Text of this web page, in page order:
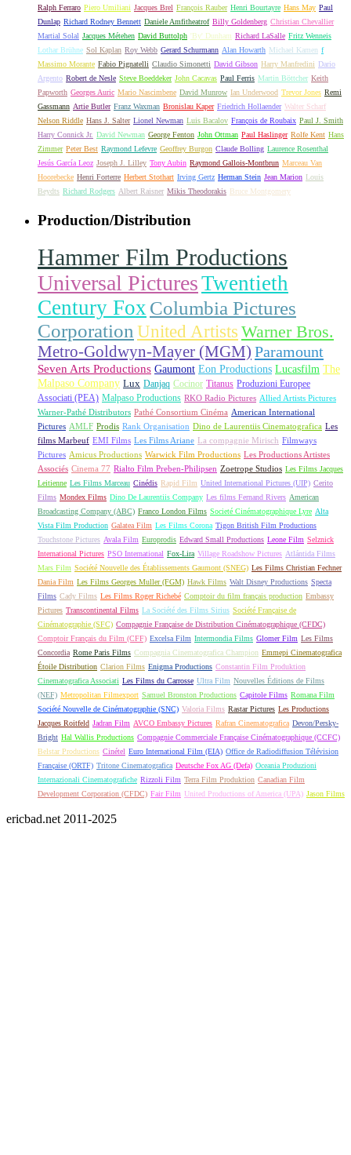
Ralph Ferraro Piero Umiliani Jacques Brel François Rauber Henri Bourtayre Hans May Paul
Dunlap Richard Rodney Bennett Daniele Amfitheatrof Billy Goldenberg Christian Chevallier
Martial Solal Jacques Métehen David Buttolph 'By' Dunham Richard LaSalle Fritz Wenneis
Lothar Brühne Sol Kaplan Roy Webb Gerard Schurmann Alan Howarth Michael Kamen f
Massimo Morante Fabio Pignatelli Claudio Simonetti David Gibson Harry Manfredini Dario
Argento Robert de Nesle Steve Boeddeker John Cacavas Paul Ferris Martin Böttcher Keith
Papworth Georges Auric Mario Nascimbene David Munrow Ian Underwood Trevor Jones Remi
Gassmann Artie Butler Franz Waxman Bronislau Kaper Friedrich Hollaender Walter Scharf
Nelson Riddle Hans J. Salter Lionel Newman Luis Bacalov François de Roubaix Paul J. Smith
Harry Connick Jr. David Newman George Fenton John Ottman Paul Haslinger Rolfe Kent Hans
Zimmer Peter Best Raymond Lefevre Geoffrey Burgon Claude Bolling Laurence Rosenthal
Jesús García Leoz Joseph J. Lilley Tony Aubin Raymond Gallois-Montbrun Marceau Van
Hoorebecke Henri Forterre Herbert Stothart Irving Gertz Herman Stein Jean Marion Louis
Beydts Richard Rodgers Albert Raisner Mikis Theodorakis Bruce Montgomery
Production/Distribution
Hammer Film Productions
Universal PicturesTwentieth
Century Fox Columbia Pictures
Corporation United Artists Warner Bros.
Metro-Goldwyn-Mayer (MGM) Paramount
Seven Arts Productions Gaumont Eon Productions Lucasfilm The
Malpaso Company Lux Danjaq Cocinor Titanus Produzioni Europee
Associati (PEA) Malpaso Productions RKO Radio Pictures Allied Artists Pictures
Warner-Pathé Distributors Pathé Consortium Cinéma American International
Pictures AMLF Prodis Rank Organisation Dino de Laurentiis Cinematografica Les
films Marbeuf EMI Films Les Films Ariane La compagnie Mirisch Filmways
Pictures Amicus Productions Warwick Film Productions Les Productions Artistes
Associés Cinema 77 Rialto Film Preben-Philipsen Zoetrope Studios Les Films Jacques
Leitienne Les Films Marceau Cinédis Rapid Film United International Pictures (UIP) Cerito
Films Mondex Films Dino De Laurentiis Company Les films Fernand Rivers American
Broadcasting Company (ABC) Franco London Films Societé Cinématographique Lyre Alta
Vista Film Production Galatea Film Les Films Corona Tigon British Film Productions
Touchstone Pictures Avala Film Europrodis Edward Small Productions Leone Film Selznick
International Pictures PSO International Fox-Lira Village Roadshow Pictures Atlántida Films
Mars Film Société Nouvelle des Établissements Gaumont (SNEG) Les Films Christian Fechner
Dania Film Les Films Georges Muller (FGM) Hawk Films Walt Disney Productions Specta
Films Cady Films Les Films Roger Richebé Comptoir du film français production Embassy
Pictures Transcontinental Films La Société des Films Sirius Société Française de
Cinématographie (SFC) Compagnie Française de Distribution Cinématographique (CFDC)
Comptoir Français du Film (CFF) Excelsa Film Intermondia Films Glomer Film Les Films
Concordia Rome Paris Films Compagnia Cinematografica Champion Emmepi Cinematografica
Étoile Distribution Clarion Films Enigma Productions Constantin Film Produktion
Cinematografica Associati Les Films du Carrosse Ultra Film Nouvelles Éditions de Films
(NEF) Metropolitan Filmexport Samuel Bronston Productions Capitole Films Romana Film
Société Nouvelle de Cinématographie (SNC) Valoria Films Rastar Pictures Les Productions
Jacques Roitfeld Jadran Film AVCO Embassy Pictures Rafran Cinematografica Devon/Persky-
Bright Hal Wallis Productions Compagnie Commerciale Française Cinématographique (CCFC)
Belstar Productions Cinétel Euro International Film (EIA) Office de Radiodiffusion Télévision
Française (ORTF) Tritone Cinematografica Deutsche Fox AG (Defa) Oceania Produzioni
Internazionali Cinematografiche Rizzoli Film Terra Film Produktion Canadian Film
Development Corporation (CFDC) Fair Film United Productions of America (UPA) Jason Films
ericbad.net 2011-2025